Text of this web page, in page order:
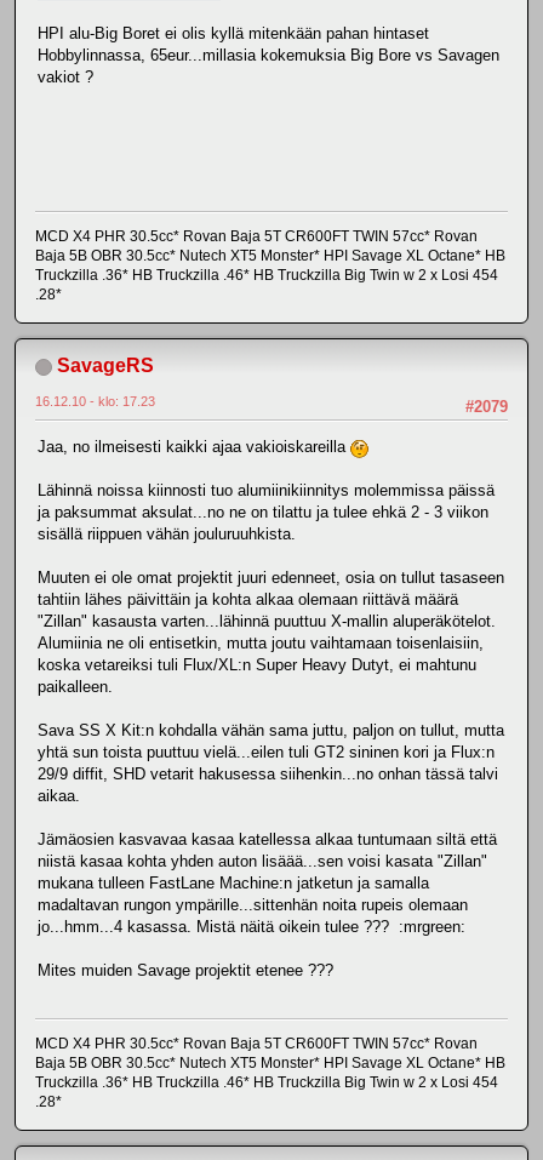
HPI alu-Big Boret ei olis kyllä mitenkään pahan hintaset
Hobbylinnassa, 65eur...millasia kokemuksia Big Bore vs Savagen
vakiot ?
MCD X4 PHR 30.5cc* Rovan Baja 5T CR600FT TWIN 57cc* Rovan
Baja 5B OBR 30.5cc* Nutech XT5 Monster* HPI Savage XL Octane* HB
Truckzilla .36* HB Truckzilla .46* HB Truckzilla Big Twin w 2 x Losi 454
.28*
SavageRS
#2079
16.12.10 - klo: 17.23
Jaa, no ilmeisesti kaikki ajaa vakioiskareilla
Lähinnä noissa kiinnosti tuo alumiinikiinnitys molemmissa päissä
ja paksummat aksulat...no ne on tilattu ja tulee ehkä 2 - 3 viikon
sisällä riippuen vähän jouluruuhkista.
Muuten ei ole omat projektit juuri edenneet, osia on tullut tasaseen
tahtiin lähes päivittäin ja kohta alkaa olemaan riittävä määrä
"Zillan" kasausta varten...lähinnä puuttuu X-mallin aluperäkötelot.
Alumiinia ne oli entisetkin, mutta joutu vaihtamaan toisenlaisiin,
koska vetareiksi tuli Flux/XL:n Super Heavy Dutyt, ei mahtunu
paikalleen.
Sava SS X Kit:n kohdalla vähän sama juttu, paljon on tullut, mutta
yhtä sun toista puuttuu vielä...eilen tuli GT2 sininen kori ja Flux:n
29/9 diffit, SHD vetarit hakusessa siihenkin...no onhan tässä talvi
aikaa.
Jämäosien kasvavaa kasaa katellessa alkaa tuntumaan siltä että
niistä kasaa kohta yhden auton lisäää...sen voisi kasata "Zillan"
mukana tulleen FastLane Machine:n jatketun ja samalla
madaltavan rungon ympärille...sittenhän noita rupeis olemaan
jo...hmm...4 kasassa. Mistä näitä oikein tulee ??? :mrgreen:
Mites muiden Savage projektit etenee ???
MCD X4 PHR 30.5cc* Rovan Baja 5T CR600FT TWIN 57cc* Rovan
Baja 5B OBR 30.5cc* Nutech XT5 Monster* HPI Savage XL Octane* HB
Truckzilla .36* HB Truckzilla .46* HB Truckzilla Big Twin w 2 x Losi 454
.28*